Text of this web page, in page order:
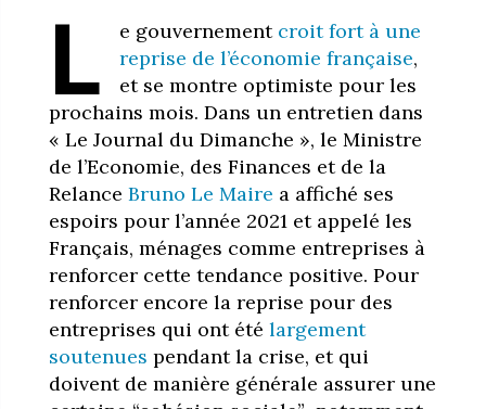
L e gouvernement croit fort à une
reprise de l’économie française,
et se montre optimiste pour les
prochains mois. Dans un entretien dans
« Le Journal du Dimanche », le Ministre
de l’Economie, des Finances et de la
Relance Bruno Le Maire a affiché ses
espoirs pour l’année 2021 et appelé les
Français, ménages comme entreprises à
renforcer cette tendance positive. Pour
renforcer encore la reprise pour des
entreprises qui ont été largement
soutenues pendant la crise, et qui
doivent de manière générale assurer une